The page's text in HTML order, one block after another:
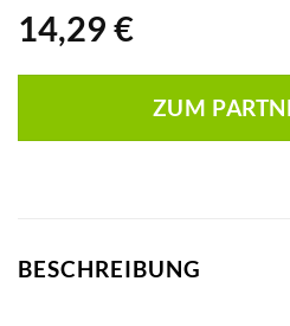
14,29 €
ZUM
BESCHREIBUNG